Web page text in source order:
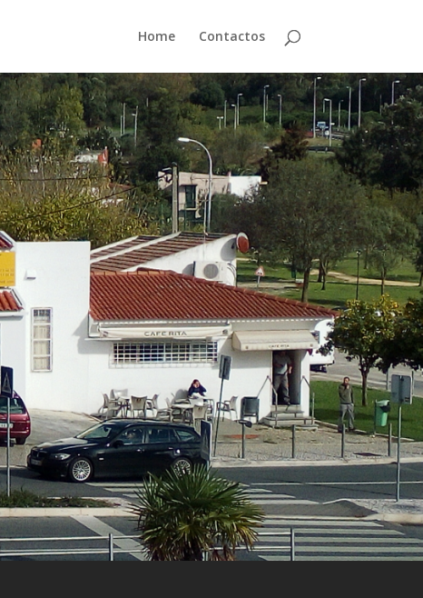
Home Contactos